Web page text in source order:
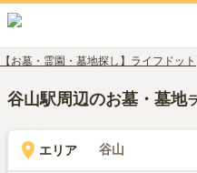
【お墓・霊園・墓地探し】ライフドット
谷山駅周辺のお墓・墓地
エリア 谷山